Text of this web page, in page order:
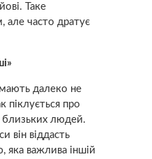
Таке
але часто дратує
далеко не
піклується про
близьких людей.
він віддасть
яка важлива іншій